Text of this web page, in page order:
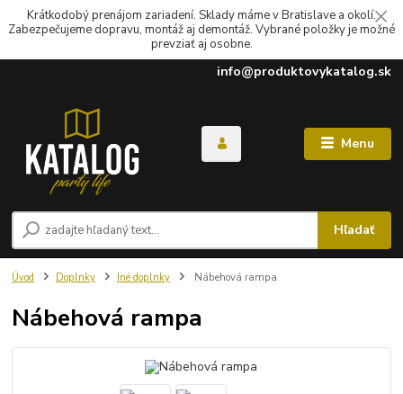
Krátkodobý prenájom zariadení. Sklady máme v Bratislave a okolí.
Zabezpečujeme dopravu, montáž aj demontáž. Vybrané položky je možné
prevziať aj osobne.
Menu
Hľadať
info@produktovykatalog.sk
Úvod Doplnky Iné doplnky Nábehová rampa
Nábehová rampa